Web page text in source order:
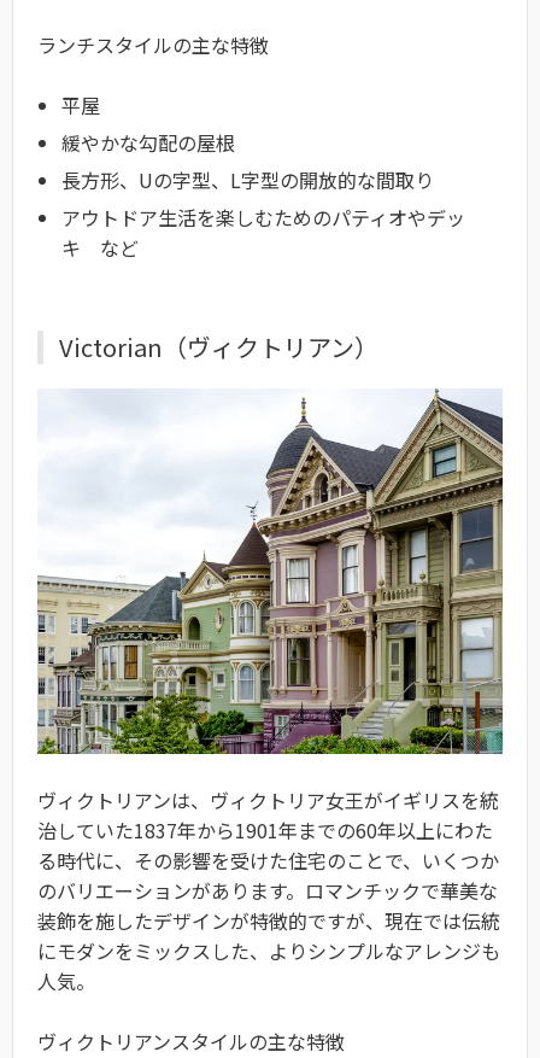
ランチスタイルの主な特徴
平屋
緩やかな勾配の屋根
長方形、Uの字型、L字型の開放的な間取り
アウトドア生活を楽しむためのパティオやデッ
キ など
Victorian（ヴィクトリアン）
ヴィクトリアンは、ヴィクトリア女王がイギリスを統
治していた1837年から1901年までの60年以上にわた
る時代に、その影響を受けた住宅のことで、いくつか
のバリエーションがあります。ロマンチックで華美な
装飾を施したデザインが特徴的ですが、現在では伝統
にモダンをミックスした、よりシンプルなアレンジも
人気。
ヴィクトリアンスタイルの主な特徴